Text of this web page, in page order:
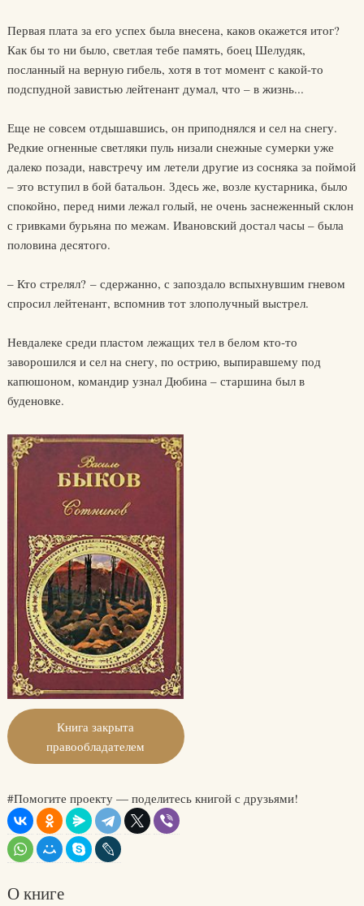
Первая плата за его успех была внесена, каков окажется итог?
Как бы то ни было, светлая тебе память, боец Шелудяк,
посланный на верную гибель, хотя в тот момент с какой-то
подспудной завистью лейтенант думал, что – в жизнь...
Еще не совсем отдышавшись, он приподнялся и сел на снегу.
Редкие огненные светляки пуль низали снежные сумерки уже
далеко позади, навстречу им летели другие из сосняка за поймой
– это вступил в бой батальон. Здесь же, возле кустарника, было
спокойно, перед ними лежал голый, не очень заснеженный склон
с гривками бурьяна по межам. Ивановский достал часы – была
половина десятого.
– Кто стрелял? – сдержанно, с запоздало вспыхнувшим гневом
спросил лейтенант, вспомнив тот злополучный выстрел.
Невдалеке среди пластом лежащих тел в белом кто-то
заворошился и сел на снегу, по острию, выпиравшему под
капюшоном, командир узнал Дюбина – старшина был в
буденовке.
Книга закрыта
правообладателем
#Помогите проекту — поделитесь книгой с друзьями!
О книге